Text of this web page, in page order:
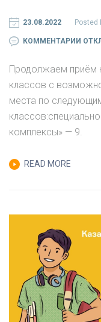
23.08.2022 Posted
КОММЕНТАРИИ К
?
Продолжаем приём
классов с
места по
комплексы» — 9.
READ MORE